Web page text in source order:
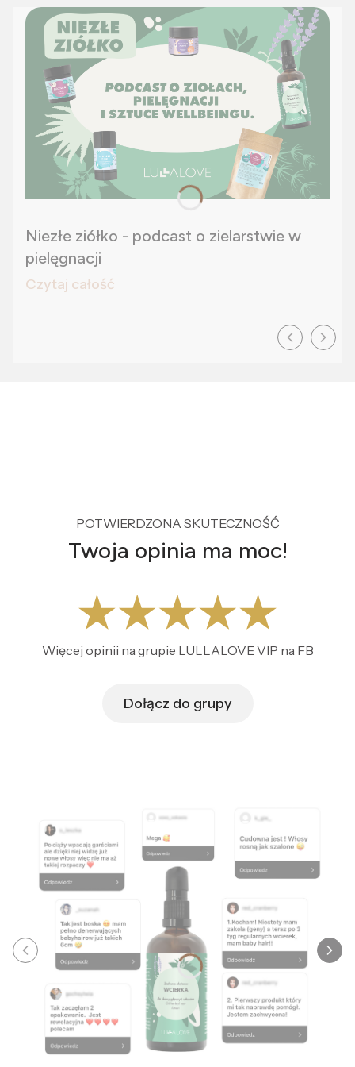
Niezłe ziółko - podcast o zielarstwie w
pielęgnacji
Czytaj całość
POTWIERDZONA SKUTECZNOŚĆ
Twoja opinia ma moc!
Więcej opinii na grupie LULLALOVE VIP na FB
Dołącz do grupy